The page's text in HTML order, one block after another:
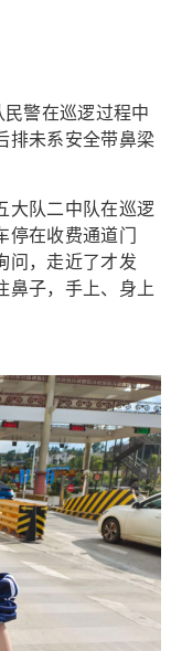
警在巡逻过程中
排未系安全带鼻梁
队二中队在巡逻
在收费通道门
问，走近了才发
鼻子，手上、身上